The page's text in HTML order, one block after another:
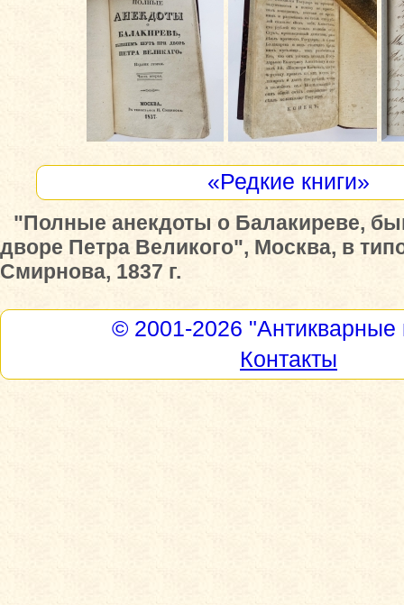
«Редкие книги»
"Полные анекдоты о Балакиреве,
дворе Петра Великого", Москва, в
Смирнова, 1837 г.
© 2001-2026 "Антикварные
Контакты